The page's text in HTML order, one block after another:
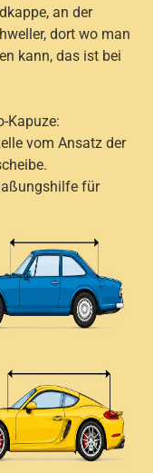
an der
dort wo man
kann, das ist bei
Kapuze:
vom Ansatz der
für